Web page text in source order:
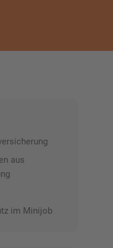
aus
im Minijob